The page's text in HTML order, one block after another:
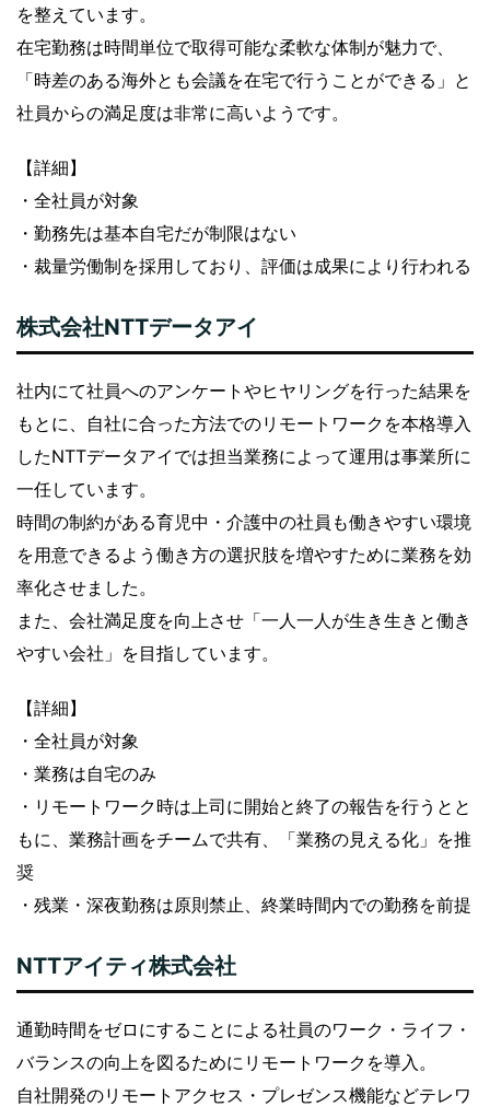
を整えています。
在宅勤務は時間単位で取得可能な柔軟な体制が魅力で、
「時差のある海外とも会議を在宅で行うことができる」と
社員からの満足度は非常に高いようです。
【詳細】
・全社員が対象
・勤務先は基本自宅だが制限はない
・裁量労働制を採用しており、評価は成果により行われる
株式会社NTTデータアイ
社内にて社員へのアンケートやヒヤリングを行った結果を
もとに、自社に合った方法でのリモートワークを本格導入
したNTTデータアイでは担当業務によって運用は事業所に
一任しています。
時間の制約がある育児中・介護中の社員も働きやすい環境
を用意できるよう働き方の選択肢を増やすために業務を効
率化させました。
また、会社満足度を向上させ「一人一人が生き生きと働き
やすい会社」を目指しています。
【詳細】
・全社員が対象
・業務は自宅のみ
・リモートワーク時は上司に開始と終了の報告を行うとと
もに、業務計画をチームで共有、「業務の見える化」を推
奨
・残業・深夜勤務は原則禁止、終業時間内での勤務を前提
NTTアイティ株式会社
通勤時間をゼロにすることによる社員のワーク・ライフ・
バランスの向上を図るためにリモートワークを導入。
自社開発のリモートアクセス・プレゼンス機能などテレワ